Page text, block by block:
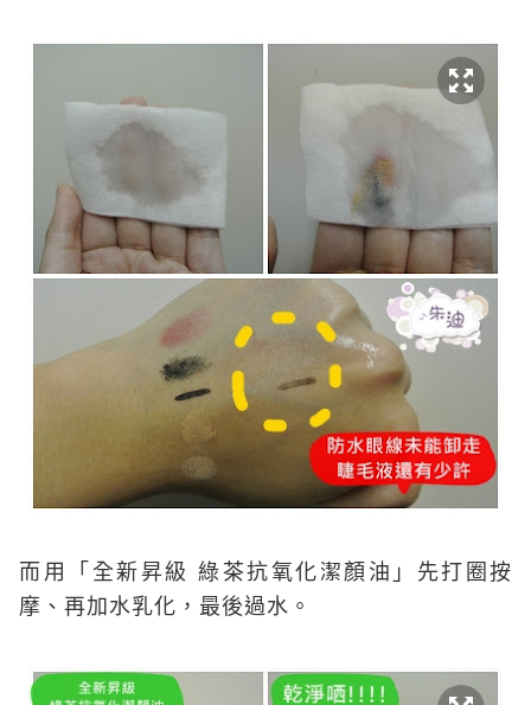
而用「全新昇級 綠茶抗氧化潔顏油」先打圈按
摩、再加水乳化，最後過水。